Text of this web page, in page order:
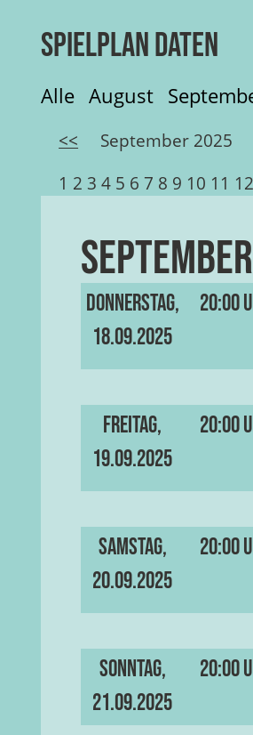
Spielplan Daten
Alle August
<< September 2025
1 2 3 4 5 6 7 8 9 10 11 12
Donnerstag,
18.09.2025
20:00
Freitag,
19.09.2025
20:00
Samstag,
20.09.2025
20:00
Sonntag,
21.09.2025
20:00